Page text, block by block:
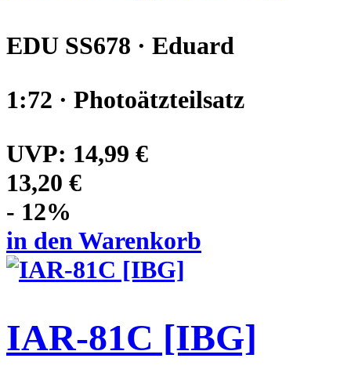
EDU SS678 · Eduard
1:72 · Photoätzteilsatz
UVP: 14,99 €
13,20 €
- 12%
in den Warenkorb
IAR-81C [IBG]